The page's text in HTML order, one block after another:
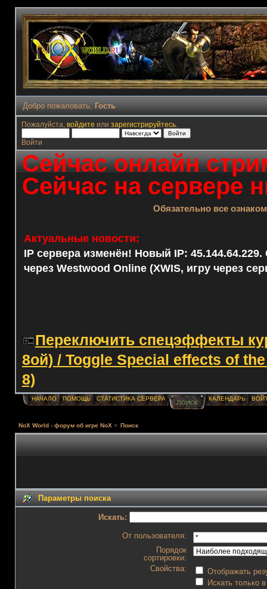
Добро пожаловать, Гость
Пожалуйста, войдите или зарегистрируйтесь.
Войти
Сейчас онлайн
Сейчас на сервере
Обязательно все
Актуальные новости:
IP сервера изменён! Новый IP: 45.144.64.229.
через Westwood Online (XWIS, игру через
Переключить спецэффекты
8ой) / Toggle Special effects of
8)
НАЧАЛО ПОМОЩЬ СТАТИСТИКА СЕРВЕРА
ПОИСК
КАЛЕНДАРЬ
NoX World - форум об игре NoX > Поиск
Параметры поиска
Искать:
От пользователя:
Порядок
сортировки:
Свойства:
Отображать
Искать только